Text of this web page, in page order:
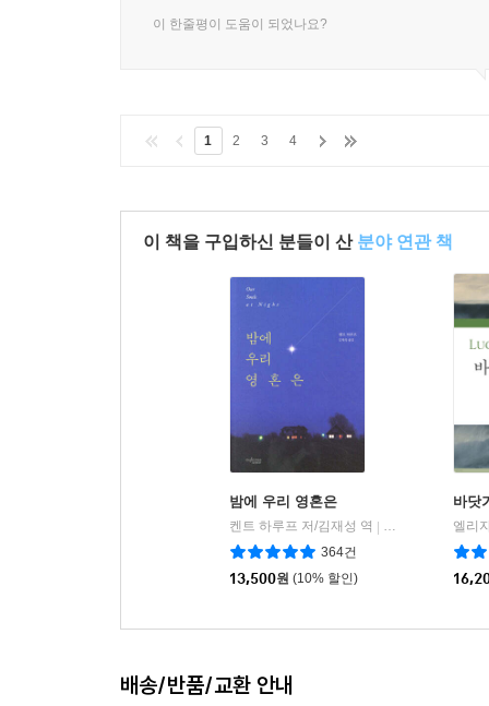
이 한줄평이 도움이 되었나요?
1 2 3 4
이 책을 구입하신 분들이 산 분야 연관 책
밤에 우리 영혼은
켄트 하루프 저/김재성 역
뮤진트리
364건
13,500원 (10% 할인)
바닷
배송/반품/교환 안내